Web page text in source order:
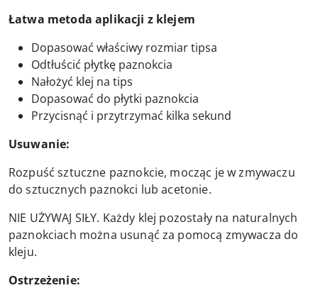
Łatwa metoda aplikacji z klejem
Dopasować właściwy rozmiar tipsa
Odtłuścić płytkę paznokcia
Nałożyć klej na tips
Dopasować do płytki paznokcia
Przycisnąć i przytrzymać kilka sekund
Usuwanie:
Rozpuść sztuczne paznokcie, mocząc je w zmywaczu
do sztucznych paznokci lub acetonie.
NIE UŻYWAJ SIŁY. Każdy klej pozostały na naturalnych
paznokciach można usunąć za pomocą zmywacza do
kleju.
Ostrzeżenie: